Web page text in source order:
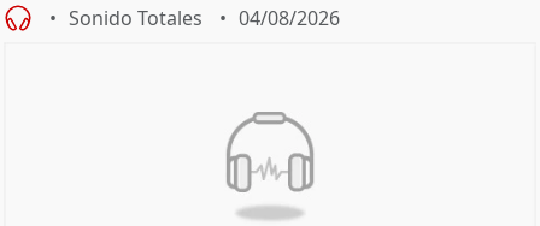
Sonido Totales 04/08/2026